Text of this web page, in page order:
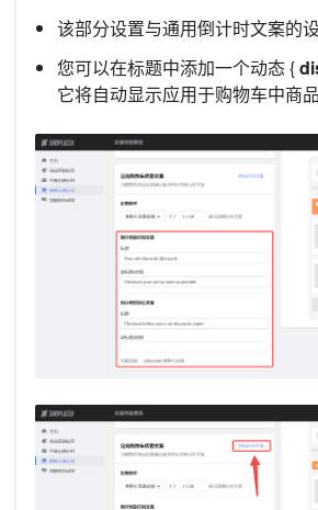
该部分设置与通用倒计时文案的设
您可以在标题中添加一个动态 {
它将自动显示应用于购物车中商